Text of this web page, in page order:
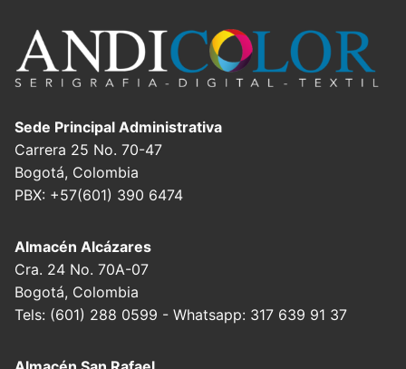
Sede Principal Administrativa
Carrera 25 No. 70-47
Bogotá, Colombia
PBX: +57(601) 390 6474
Almacén Alcázares
Cra. 24 No. 70A-07
Bogotá, Colombia
Tels: (601) 288 0599 - Whatsapp: 317 639 91 37